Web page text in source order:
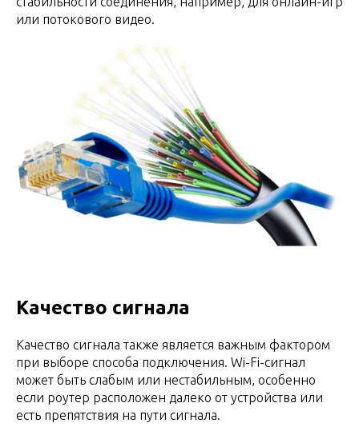
или потокового видео.
Качество сигнала
Качество сигнала также является важным фактором
при выборе способа подключения. Wi-Fi-сигнал
может быть слабым или нестабильным, особенно
если роутер расположен далеко от устройства или
есть препятствия на пути сигнала.